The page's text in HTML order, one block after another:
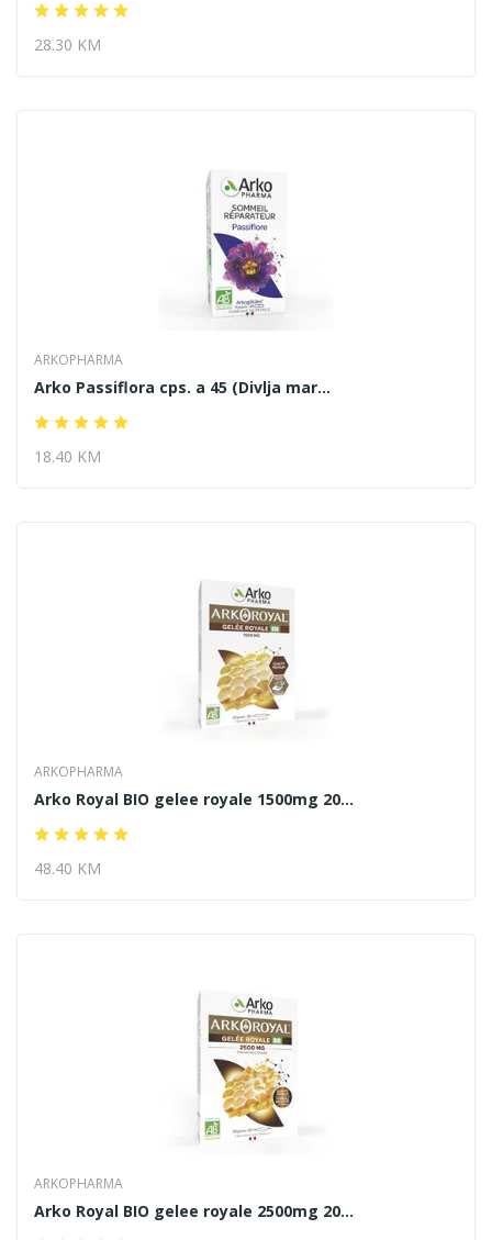
28.30 KM
ARKOPHARMA
Arko Passiflora cps. a 45 (Divlja mar...
18.40 KM
ARKOPHARMA
Arko Royal BIO gelee royale 1500mg 20...
48.40 KM
ARKOPHARMA
Arko Royal BIO gelee royale 2500mg 20...